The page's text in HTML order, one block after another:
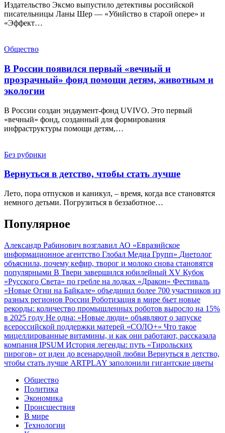
Издательство Эксмо выпустило детективы российской
писательницы Ланы Шер — «Убийство в старой опере» и
«Эффект…
Общество
В России появился первый «вечный и
прозрачный» фонд помощи детям, животным и
экологии
В России создан эндаумент-фонд UVIVO. Это первый
«вечный» фонд, созданный для формирования
инфраструктуры помощи детям,…
Без рубрики
Вернуться в детство, чтобы стать лучше
Лето, пора отпусков и каникул, – время, когда все становятся
немного детьми. Погрузиться в беззаботное…
Популярное
Александр Рабинович возглавил АО «Евразийское
информационное агентство Глобал Медиа Групп» Диетолог
объяснила, почему кефир, творог и молоко снова становятся
популярными В Твери завершился юбилейный XV Кубок
«Русского Света» по гребле на лодках «Дракон» Фестиваль
«Новые Огни на Байкале» объединил более 700 участников из
разных регионов России Роботизация в мире бьет новые
рекорды: количество промышленных роботов выросло на 15%
в 2025 году Не одна: «Новые люди» объявляют о запуске
всероссийской поддержки матерей «СОЛО+» Что такое
мицеллированные витамины, и как они работают, рассказала
компания IPSUM История легенды: путь «Тирольских
пирогов» от идеи до всенародной любви Вернуться в детство,
чтобы стать лучше ARTPLAY заполонили гигантские цветы
Общество
Политика
Экономика
Происшествия
В мире
Технологии